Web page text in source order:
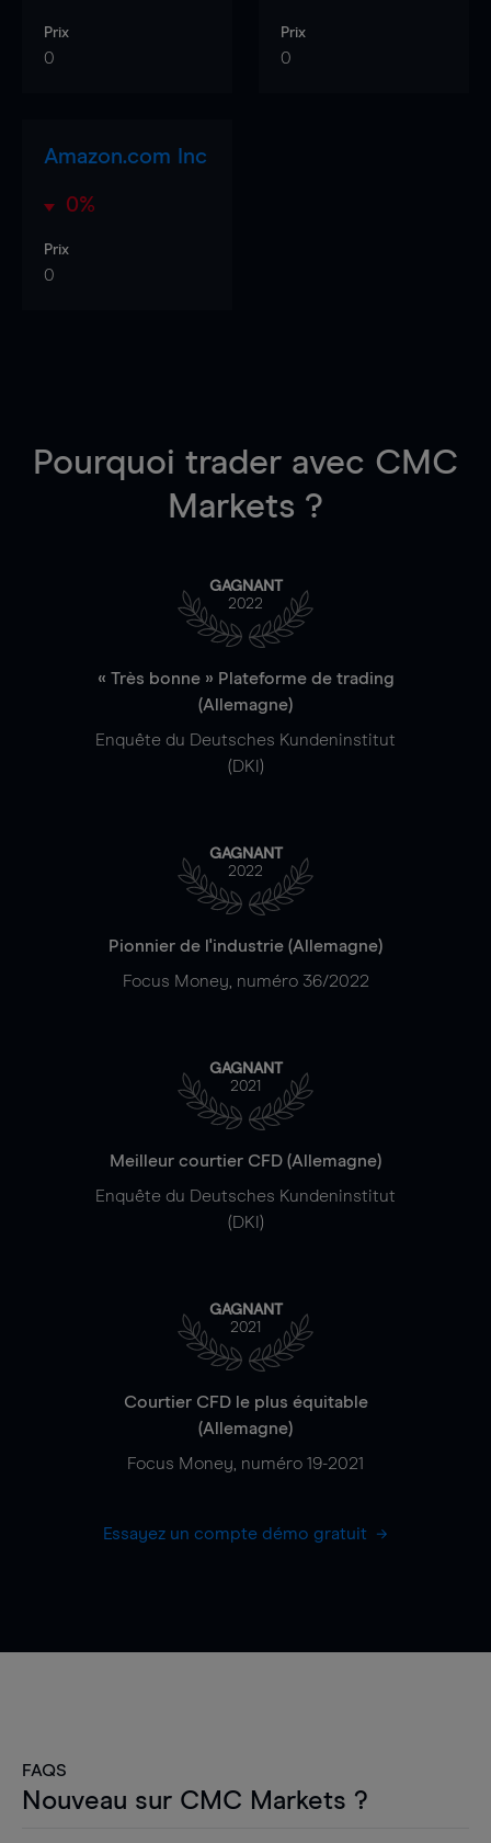
Prix
0
Prix
0
Amazon.com Inc
0%
Prix
0
Pourquoi trader avec CMC
Markets ?
GAGNANT
2022
« Très bonne » Plateforme de trading
(Allemagne)
Enquête du Deutsches Kundeninstitut
(DKI)
GAGNANT
2022
Pionnier de l'industrie (Allemagne)
Focus Money, numéro 36/2022
GAGNANT
2021
Meilleur courtier CFD (Allemagne)
Enquête du Deutsches Kundeninstitut
(DKI)
GAGNANT
2021
Courtier CFD le plus équitable
(Allemagne)
Focus Money, numéro 19-2021
Essayez un compte démo gratuit
FAQS
Nouveau sur CMC Markets ?